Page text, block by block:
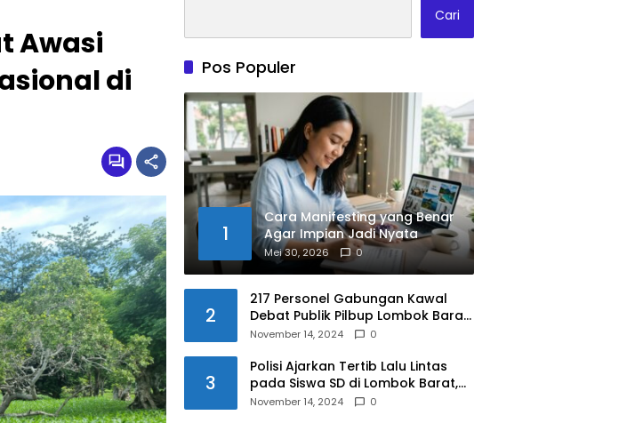
Awasi
di
Cari
Pos Populer
1
Cara Manifesting yang Benar
Agar Impian Jadi Nyata
Mei 30, 2026 0
2
217 Personel Gabungan Kawal
Debat Publik Pilbup Lombok Barat
2024
November 14, 2024 0
3
Polisi Ajarkan Tertib Lalu Lintas
pada Siswa SD di Lombok Barat,
Apa Saja Materinya?
November 14, 2024 0